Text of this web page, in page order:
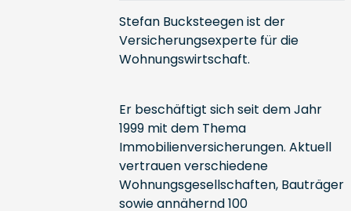
Stefan Bucksteegen ist der
Versicherungsexperte für die
Wohnungswirtschaft.
Er beschäftigt sich seit dem Jahr
1999 mit dem Thema
Immobilienversicherungen. Aktuell
vertrauen verschiedene
Wohnungsgesellschaften, Bauträger
sowie annähernd 100